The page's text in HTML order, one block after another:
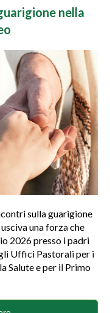
nella
sulla guarigione
una forza che
2026 presso i padri
Uffici Pastorali per i
Salute e per il Primo